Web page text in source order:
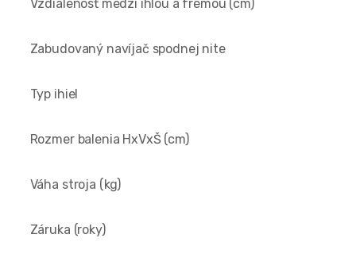
Vzdialenosť medzi ihlou a frémou (cm)
Zabudovaný navíjač spodnej nite
Typ ihiel
Rozmer balenia HxVxŠ (cm)
Váha stroja (kg)
Záruka (roky)